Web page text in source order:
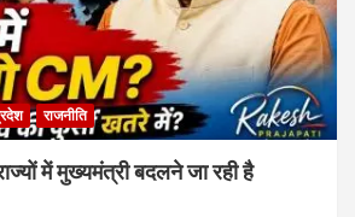
राजनीति
में मुख्यमंत्री बदलने जा रही है